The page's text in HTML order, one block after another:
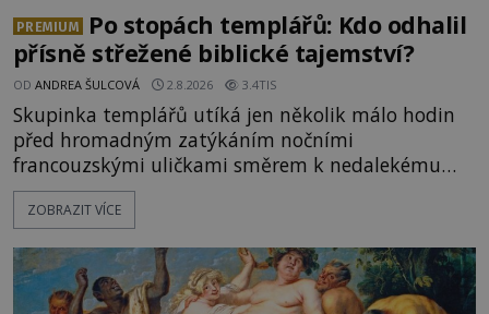
PREMIUM
Po stopách templářů: Kdo odhalil
přísně střežené biblické tajemství?
OD ANDREA ŠULCOVÁ 2.8.2026 3.4TIS
Skupinka templářů utíká jen několik málo hodin
před hromadným zatýkáním nočními
francouzskými uličkami směrem k nedalekému
přístavu. Jeden z nich má přes ramena ranec s
tajemným obsahem. Kapitán lodi už na ně čeká.
vyplouváme,“ sdělí jim. „Kam máme namířeno,
kapitáne?“ zeptá se ho jeden z templářů. „Do Sk
ZOBRAZIT VÍCE